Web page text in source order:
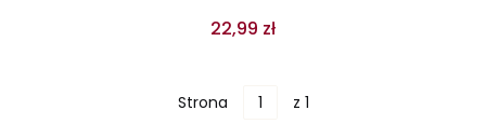
22,99 zł
Strona z 1